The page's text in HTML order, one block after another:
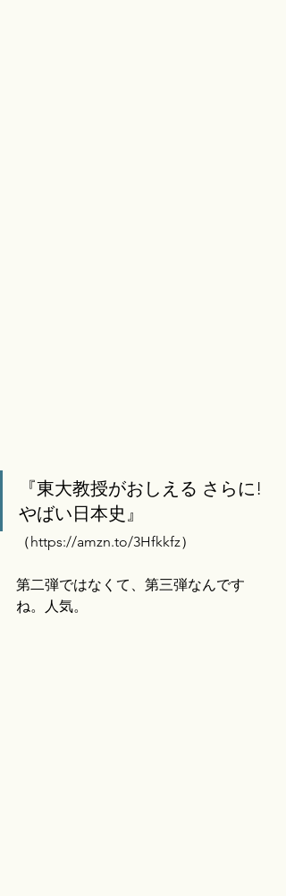
『東大教授がおしえる さらに!
やばい日本史』
（https://amzn.to/3Hfkkfz）
第二弾ではなくて、第三弾なんです
ね。人気。